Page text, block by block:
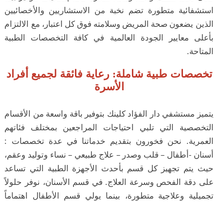
استشفائية متطورة تضم نخبة من الاستشاريين والأخصائيين
الذين يضعون صحة المريض وسلامته فوق كل اعتبار، مع الالتزام
بأعلى معايير الجودة العالمية في كافة التخصصات الطبية
المتاحة.
تخصصات طبية شاملة: رعاية فائقة لجميع أفراد
الأسرة
يتميز مستشفي دار الفؤاد كلينك بتوفير باقة واسعة من الأقسام
التخصصية التي تلبي احتياجات المراجعين بمختلف فئاتهم
العمرية. نحن فخورون بتقديم خدماتنا في عدة تخصصات :
أسنان -أطفال – قلب وصدر – علاج طبيعي – نساء وتوليد وعقم،
حيث يتم تجهيز كل قسم بأحدث الأجهزة الطبية التي تساعد
على دقة الفحص وسرعة العلاج. في قسم الأسنان، نوفر حلولاً
تجميلية وعلاجية متطورة، بينما يولي قسم الأطفال اهتماماً